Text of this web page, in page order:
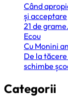
Când
și acceptare
21 de
Ecou
Cu Monini
De la
schimbe
Categorii